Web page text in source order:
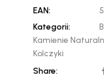
EAN:
Kategorii:
Kamienie
Kolczyki
Share: